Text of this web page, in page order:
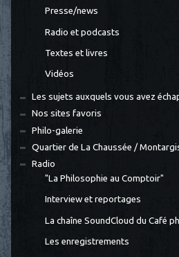
Presse/news
Radio et podcasts
Textes et livres
Vidéos
Les sujets auxquels vous avez
Nos sites favoris
Philo-galerie
Quartier de La Chaussée /
Radio
"La Philosophie au Comptoir"
Interview et reportages
La chaîne SoundCloud du Café
Les enregistrements